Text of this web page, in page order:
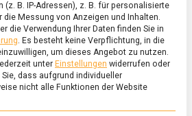
(z. B. IP-Adressen), z. B. für personalisierte
die Messung von Anzeigen und Inhalten.
die Verwendung Ihrer Daten finden Sie in
. Es besteht keine Verpflichtung, in die
um dieses Angebot zu nutzen.
unter Einstellungen widerrufen oder
dass aufgrund individueller
nicht alle Funktionen der Website